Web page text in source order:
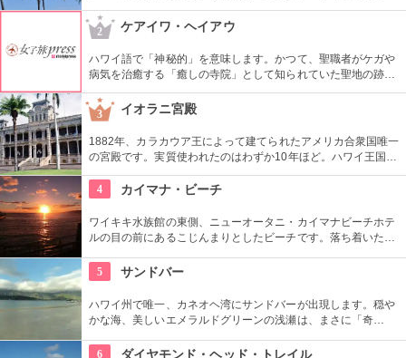
しいサンセットが見られると評判です。地元の方も多く、休日
はバーベキューやピクニックをしている人も見られます。
2 ケアイワ・ヘイアウ
ハワイ語で「神秘的」を意味します。かつて、聖職者がケガや
病気を治癒する「癒しの寺院」として知られていた聖地の跡地
です。現在はは『ケアイワ・ヘイアウ州立公園』として整備さ
れ、市民の憩いの場所になっています。
3 イオラニ宮殿
1882年、カラカウア王によって建てられたアメリカ合衆国唯一
の宮殿です。実質使われたのはわずか10年ほど。ハワイ王国滅
亡後は、75年ほど新政府の行政部の事務所として使われ、修復
を経て一般公開されました。豪華絢爛な調度品は当時の4割程
4 カイマナ・ビーチ
ワイキキ水族館の東側、ニューオータニ・カイマナビーチホテ
ルの目の前にあるこじんまりとしたビーチです。落ち着いた雰
すぐ横には終戦記念プールもあります。
5 サンドバー
ハワイ州で唯一、カネオヘ湾にサンドバーが出現します。穏や
かな海、美しいエメラルドグリーンの浅瀬は、まさに「奇
ーが組まれているので、ぜひ利用してみて。
6 ダイヤモンド・ヘッド・トレイル